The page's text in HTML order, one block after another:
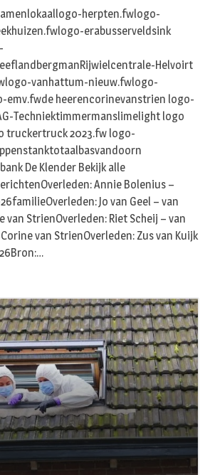
herpten.fwlogo-
erabusserveldsink
Helvoirt
vanhattum-nieuw.fwlogo-
emv.fwde heerencorinevanstrien logo-
Techniektimmermanslimelight logo
truckertruck 2023.fw logo-
De Klender Bekijk alle
Annie Bolenius –
Jo van Geel – van
van StrienOverleden: Riet Scheij – van
van StrienOverleden: Zus van Kuijk